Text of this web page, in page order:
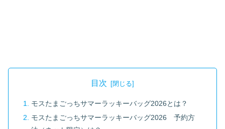
目次
モスたまごっちサマーラッキーバッグ2026とは？
モスたまごっちサマーラッキーバッグ2026 予約方